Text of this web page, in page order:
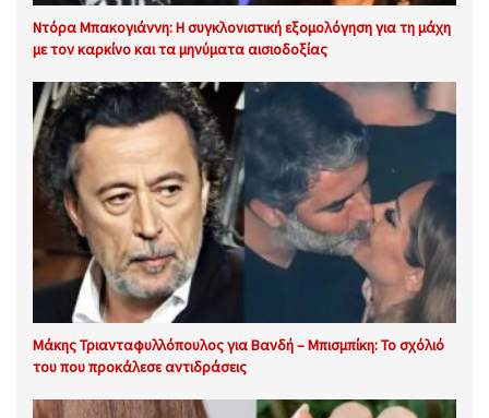
Ντόρα Μπακογιάννη: Η συγκλονιστική εξομολόγηση για τη μάχη
με τον καρκίνο και τα μηνύματα αισιοδοξίας
Μάκης Τριανταφυλλόπουλος για Βανδή – Μπισμπίκη: Το σχόλιό
του που προκάλεσε αντιδράσεις